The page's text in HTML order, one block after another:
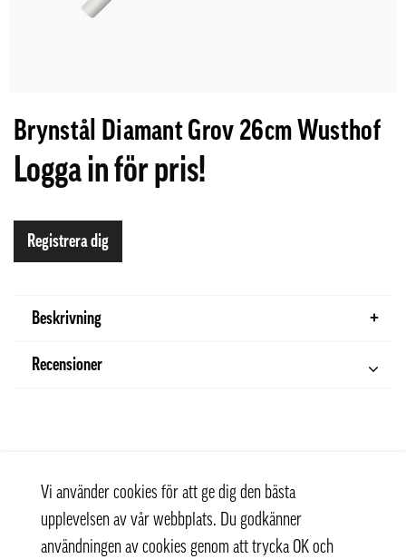
Brynstål Diamant Grov 26cm Wusthof
Logga in för pris!
Registrera dig
Beskrivning
Recensioner
Vi använder cookies för att ge dig den bästa
upplevelsen av vår webbplats. Du godkänner
användningen av cookies genom att trycka OK och